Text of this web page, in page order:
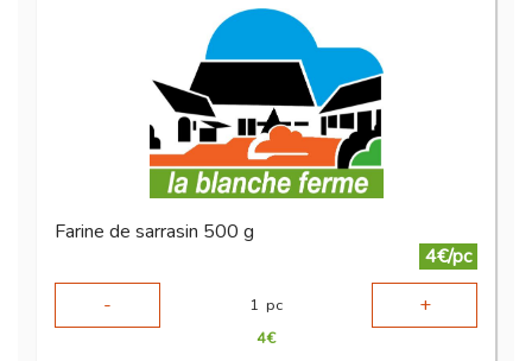
Farine de sarrasin 500 g
4€/pc
-
1 pc +
4€